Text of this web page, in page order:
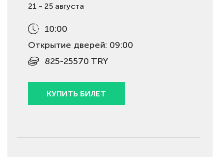
21 - 25 августа
10:00
Открытие дверей: 09:00
825-25570 TRY
КУПИТЬ БИЛЕТ